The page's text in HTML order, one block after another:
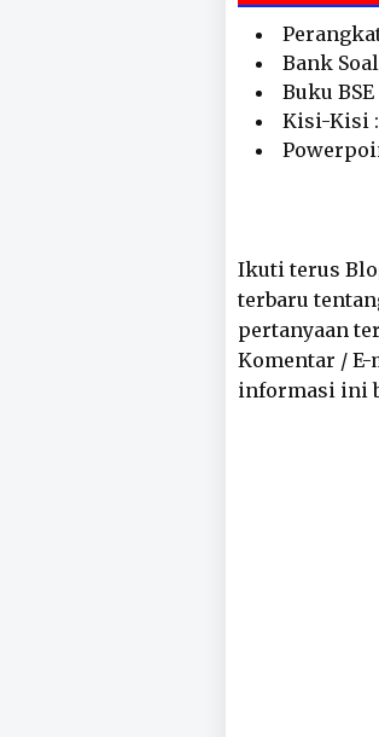
Bank
Buku BSE
Kisi-Kisi :
Ikuti terus
terbaru
pertanyaan
Komentar /
informasi ini